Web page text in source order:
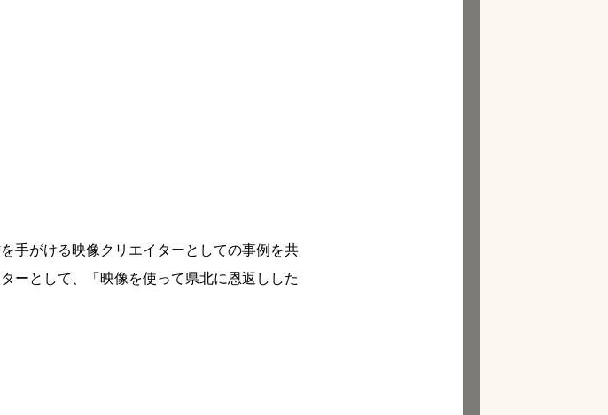
手がける映像クリエイターとしての事例を共
ーとして、「映像を使って県北に恩返しした